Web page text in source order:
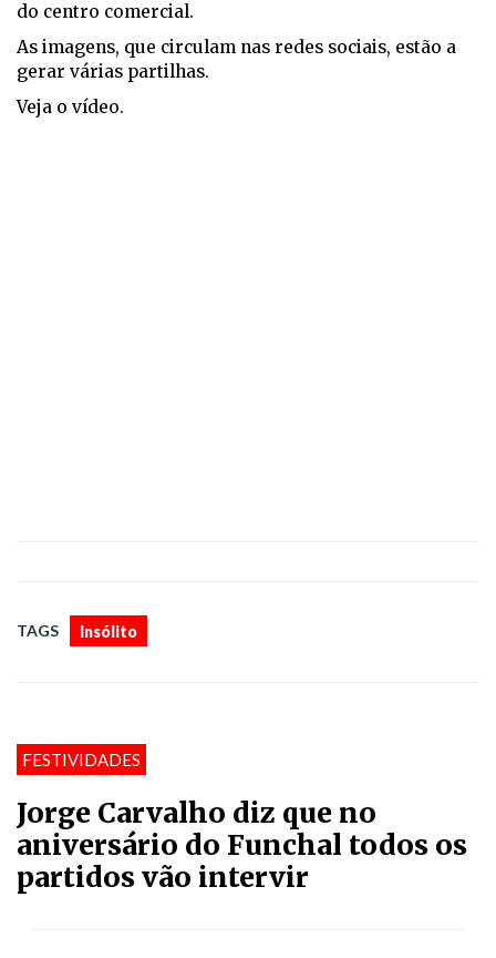
do centro comercial.
As imagens, que circulam nas redes sociais, estão a
gerar várias partilhas.
Veja o vídeo.
TAGS Insólito
FESTIVIDADES
Jorge Carvalho diz que no
aniversário do Funchal todos os
partidos vão intervir